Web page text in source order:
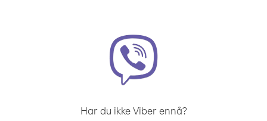
Har du ikke Viber ennå?